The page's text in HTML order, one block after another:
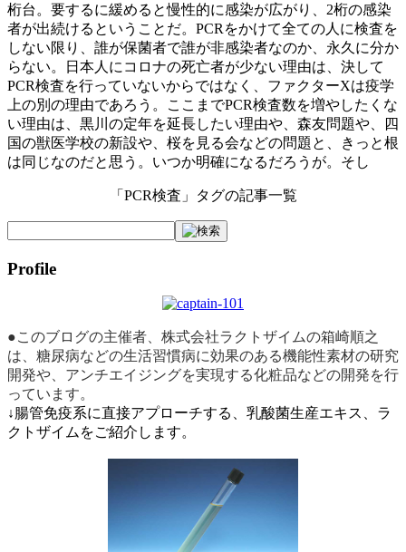
桁台。要するに緩めると慢性的に感染が広がり、2桁の感染
者が出続けるということだ。PCRをかけて全ての人に検査を
しない限り、誰が保菌者で誰が非感染者なのか、永久に分か
らない。日本人にコロナの死亡者が少ない理由は、決して
PCR検査を行っていないからではなく、ファクターXは疫学
上の別の理由であろう。ここまでPCR検査数を増やしたくな
い理由は、黒川の定年を延長したい理由や、森友問題や、四
国の獣医学校の新設や、桜を見る会などの問題と、きっと根
は同じなのだと思う。いつか明確になるだろうが。そし
「PCR検査」タグの記事一覧
Profile
●このブログの主催者、株式会社ラクトザイムの箱崎順之
は、糖尿病などの生活習慣病に効果のある機能性素材の研究
開発や、アンチエイジングを実現する化粧品などの開発を行
っています。
↓腸管免疫系に直接アプローチする、乳酸菌生産エキス、ラ
クトザイムをご紹介します。